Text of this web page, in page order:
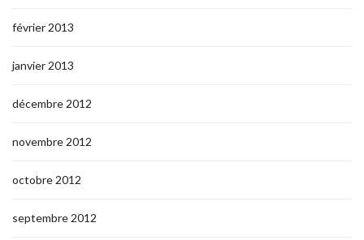
février 2013
janvier 2013
décembre 2012
novembre 2012
octobre 2012
septembre 2012